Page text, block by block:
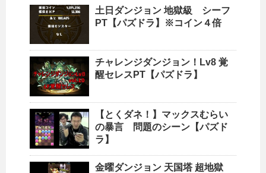
土日ダンジョン 地獄級 シーフ
PT【パズドラ】※コイン４倍
チャレンジダンジョン！Lv8 覚
醒セレスPT【パズドラ】
【とくダネ！】マックスむらい
の暴言 問題のシーン【パズド
ラ】
金曜ダンジョン 天国塔 超地獄